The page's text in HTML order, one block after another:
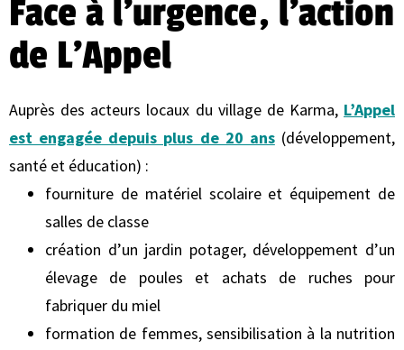
Face à l’urgence, l’action
de L’Appel
Auprès des acteurs locaux du village de Karma, L’Appel
est engagée depuis plus de 20 ans(développement,
santé et éducation) :
fourniture de matériel scolaire et équipement de
salles de classe
création d’un jardin potager, développement d’un
élevage de poules et achats de ruches pour
fabriquer du miel
formation de femmes, sensibilisation à la nutrition